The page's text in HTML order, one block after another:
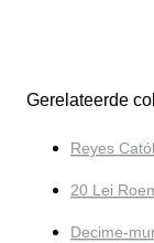
Gerelateerde
Reyes
20 Lei
Decime-